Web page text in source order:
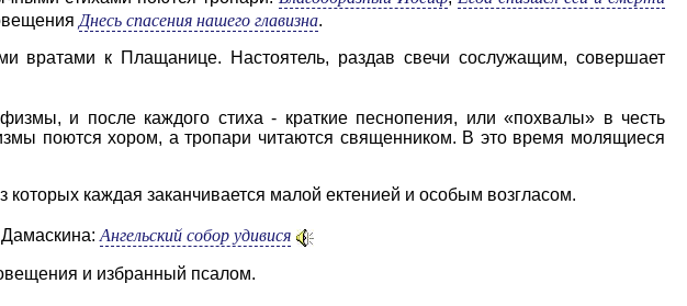
Днесь спасения нашего главизна.
вратами к Плаща­нице. Настоятель, раздав свечи сослужащим, совер­шает
и после каждого стиха - краткие песнопения, или «похвалы» в честь
по­ются хором, а тропари читаются священником. В это время молящиеся
которых каждая заканчивает­ся малой ектенией и особым возгласом.
Ангельский собор удивися
и избранный псалом.